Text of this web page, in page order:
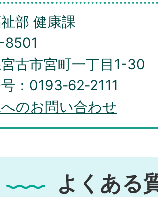
部 健康課
古市宮町一丁目1-30
：0193‐62‐2111
のお問い合わせ
よくある